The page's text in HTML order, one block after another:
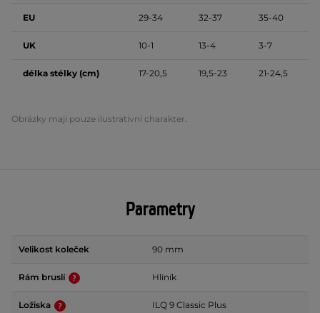
EU 29-34 32-37 35-40
UK 10-1 13-4 3-7
délka stélky (cm) 17-20,5 19,5-23 21-24,5
Obrázky mají pouze ilustrativní charakter.
Parametry
Velikost koleček 90 mm
Rám bruslí Hliník
Ložiska ILQ 9 Classic Plus